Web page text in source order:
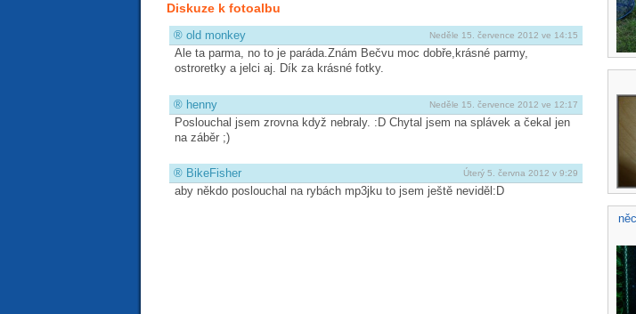
Diskuze k fotoalbu
Neděle 15. července 2012 ve 14:15
® old monkey
Ale ta parma, no to je paráda.Znám Bečvu moc dobře,krásné parmy,
ostroretky a jelci aj. Dík za krásné fotky.
Neděle 15. července 2012 ve 12:17
® henny
Poslouchal jsem zrovna když nebraly. :D Chytal jsem na splávek a čekal jen
na záběr ;)
Úterý 5. června 2012 v 9:29
® BikeFisher
aby někdo poslouchal na rybách mp3jku to jsem ještě neviděl:D